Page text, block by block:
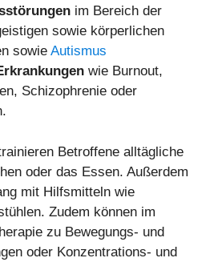
im Bereich der
sowie körperlichen
sowie Autismus
wie Burnout,
Schizophrenie oder
Betroffene alltägliche
oder das Essen. Außerdem
mit Hilfsmitteln wie
Zudem können im
zu Bewegungs- und
oder Konzentrations- und